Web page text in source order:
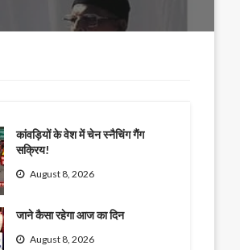
कांवड़ियों के वेश में चेन स्नैचिंग गैंग
सक्रिय!
August 8, 2026
जाने कैसा रहेगा आज का दिन
August 8, 2026